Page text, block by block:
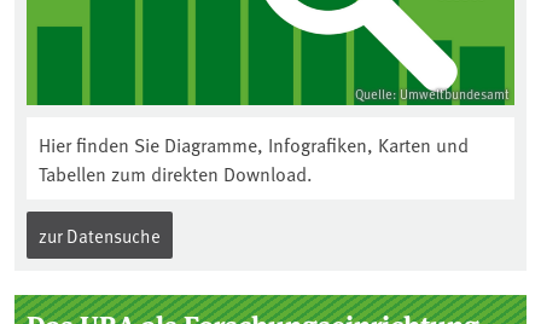
Quelle: Umweltbundesamt
Hier finden Sie Diagramme, Infografiken, Karten und
Tabellen zum direkten Download.
zur Datensuche